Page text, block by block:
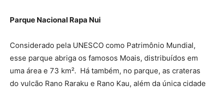
Parque Nacional Rapa Nui
Considerado pela UNESCO como Patrimônio Mundial,
esse parque abriga os famosos Moais, distribuídos em
uma área e 73 km². Há também, no parque, as crateras
do vulcão Rano Raraku e Rano Kau, além da única cidade